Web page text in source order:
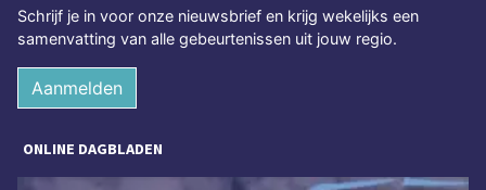
Schrijf je in voor onze nieuwsbrief en krijg wekelijks een
samenvatting van alle gebeurtenissen uit jouw regio.
Aanmelden
ONLINE DAGBLADEN